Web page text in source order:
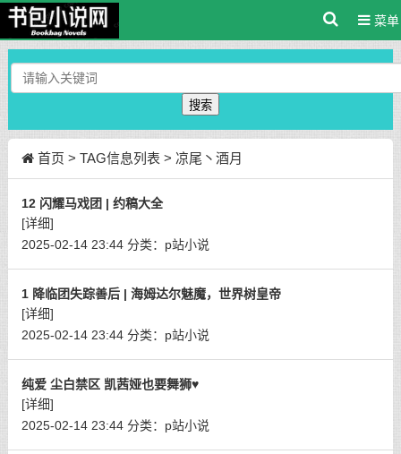
菜单
搜索
首页 > TAG信息列表 > 凉尾丶酒月
12 闪耀马戏团 | 约稿大全
[详细]
2025-02-14 23:44 分类： p站小说
1 降临团失踪善后 | 海姆达尔魅魔，世界树皇帝
[详细]
2025-02-14 23:44 分类： p站小说
纯爱 尘白禁区 凯茜娅也要舞狮♥
[详细]
2025-02-14 23:44 分类： p站小说